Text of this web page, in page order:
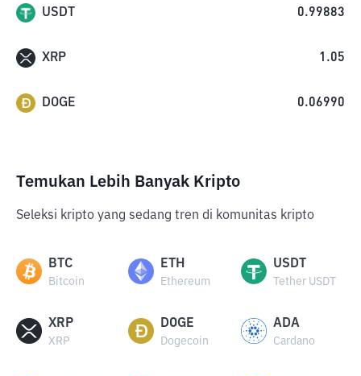
USDT 0.99883
XRP 1.05
DOGE 0.06990
Temukan Lebih Banyak Kripto
Seleksi kripto yang sedang tren di komunitas kripto
BTC
Bitcoin
ETH
Ethereum
USDT
Tether USDT
XRP
XRP
DOGE
Dogecoin
ADA
Cardano